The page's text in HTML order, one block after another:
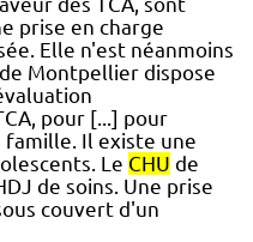
prise en charge
Elle n'est néanmoins
de Montpellier dispose
pour [...] pour
Il existe une
Le CHU de
de soins. Une prise
couvert d'un